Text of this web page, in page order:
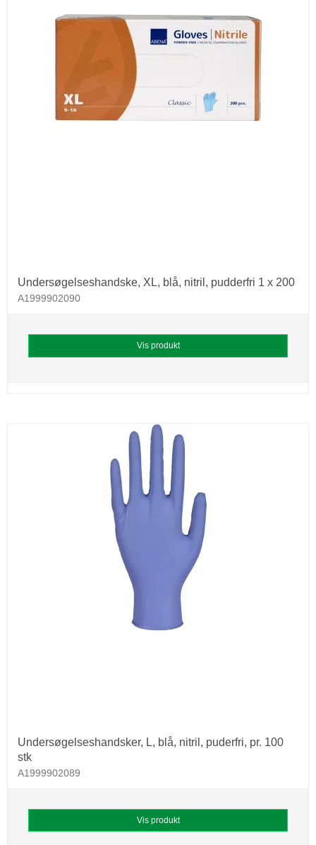
Undersøgelseshandske, XL, blå, nitril, pudderfri 1 x 200
A1999902090
Vis produkt
Undersøgelseshandsker, L, blå, nitril, puderfri, pr. 100
stk
A1999902089
Vis produkt